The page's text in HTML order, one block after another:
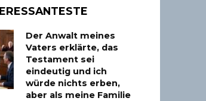
Der Anwalt meines
Vaters erklärte, das
Testament sei
eindeutig und ich
würde nichts erben,
aber als meine Familie